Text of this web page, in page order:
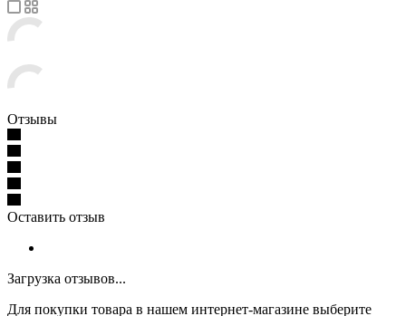
Отзывы
Оставить отзыв
Загрузка отзывов...
Для покупки товара в нашем интернет-магазине выберите